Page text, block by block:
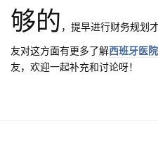
够的 ，提早进行财务规划
友对这方面有更多了解西班牙医
友，欢迎一起补充和讨论呀！